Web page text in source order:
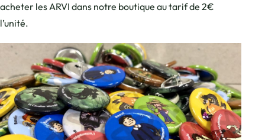
Photo, © Cluses Arve & montagnes
acheter les ARVI dans notre boutique au tarif de 2€
l’unité.